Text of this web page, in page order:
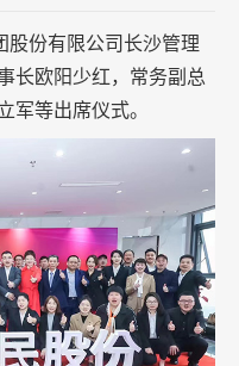
份有限公司长沙管理
长欧阳少红，常务副总
军等出席仪式。